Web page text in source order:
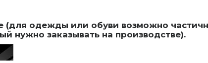
(для одежды или обуви возможно
нужно заказывать на производстве).